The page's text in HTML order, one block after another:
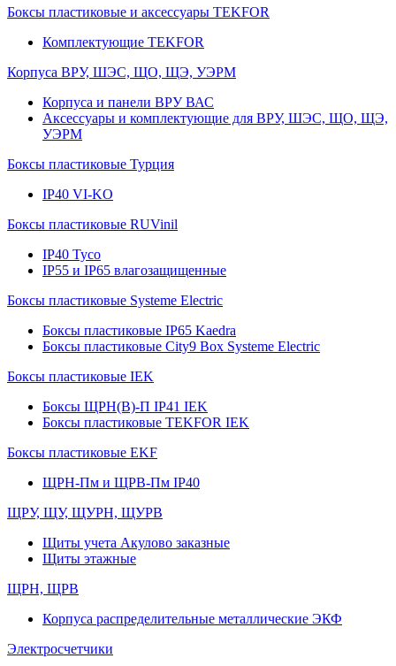
Боксы пластиковые и аксессуары TEKFOR
Комплектующие TEKFOR
Корпуса ВРУ, ШЭС, ЩО, ЩЭ, УЭРМ
Корпуса и панели ВРУ ВАС
Аксессуары и комплектующие для ВРУ, ШЭС, ЩО, ЩЭ,
УЭРМ
Боксы пластиковые Турция
IP40 VI-KO
Боксы пластиковые RUVinil
IP40 Тусо
IP55 и IP65 влагозащищенные
Боксы пластиковые Systeme Electric
Боксы пластиковые IP65 Kaedra
Боксы пластиковые City9 Box Systeme Electric
Боксы пластиковые IEK
Боксы ЩРН(В)-П IP41 IEK
Боксы пластиковые TEKFOR IEK
Боксы пластиковые EKF
ЩРН-Пм и ЩРВ-Пм IP40
ЩРУ, ЩУ, ЩУРН, ЩУРВ
Щиты учета Акулово заказные
Щиты этажные
ЩРН, ЩРВ
Корпуса распределительные металлические ЭКФ
Электросчетчики